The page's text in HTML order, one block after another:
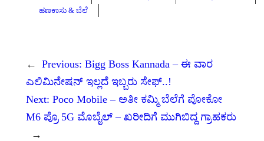
ಹಣಕಾಸು & ಬೆಲೆ
← Previous: Bigg Boss Kannada – ಈ ವಾರ
ಎಲಿಮಿನೇಷನ್ ಇಲ್ಲದೆ ಇಬ್ಬರು ಸೇಫ್..!
Next: Poco Mobile – ಅತೀ ಕಮ್ಮಿ ಬೆಲೆಗೆ ಪೋಕೋ
M6 ಪ್ರೊ 5G ಮೊಬೈಲ್ – ಖರೀದಿಗೆ ಮುಗಿಬಿದ್ದ ಗ್ರಾಹಕರು
→